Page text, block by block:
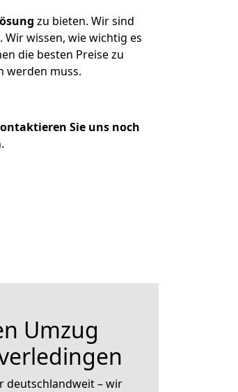
zu bieten. Wir sind
wissen, wie wichtig es
die besten Preise zu
werden muss.
Sie uns noch
Umzug
deutschlandweit – wir